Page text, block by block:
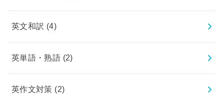
英文和訳 (4)
英単語・熟語 (2)
英作文対策 (2)